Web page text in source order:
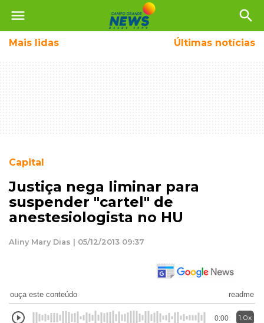
menu search
Mais lidas Últimas notícias
Capital
Justiça nega liminar para
suspender "cartel" de
anestesiologista no HU
Aliny Mary Dias | 05/12/2013 09:37
ouça este conteúdo readme
0:00 1.0x